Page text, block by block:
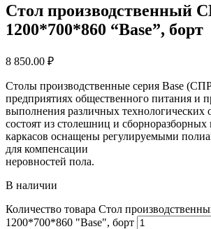
Стол производственный
1200*700*860 “Base”, борт
8 850.00 ₽
Столы производственные серия Base
предприятиях общественного питания и
выполнения различных технологических
состоят из столешниц и
каркасов оснащены регулируемыми
для компенсации
неровностей пола.
В наличии
Количество товара Стол
1200*700*860 "Base", борт